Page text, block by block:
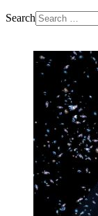
Search